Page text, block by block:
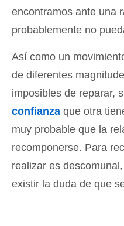
encontramos ante una
probablemente no
Así como un
de diferentes
imposibles de reparar,
confianza que otra
muy probable que la
recomponerse. Para
realizar es
existir la duda de que